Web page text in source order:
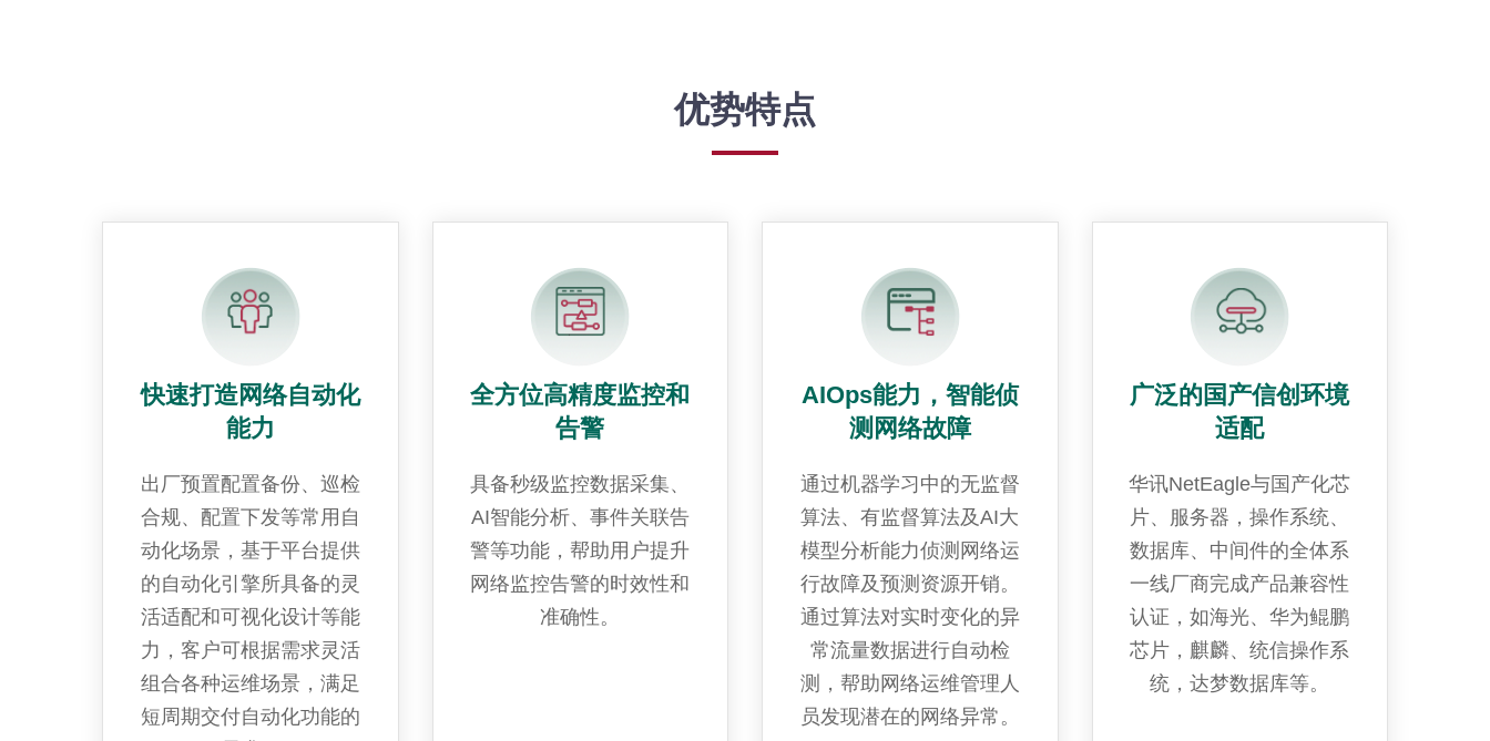
优势特点
快速打造网络自动化
能力
出厂预置配置备份、巡检
合规、配置下发等常用自
动化场景，基于平台提供
的自动化引擎所具备的灵
活适配和可视化设计等能
力，客户可根据需求灵活
组合各种运维场景，满足
短周期交付自动化功能的
全方位高精度监控和
告警
具备秒级监控数据采集、
AI智能分析、事件关联告
警等功能，帮助用户提升
网络监控告警的时效性和
准确性。
AIOps能力，智能侦
测网络故障
通过机器学习中的无监督
算法、有监督算法及AI大
模型分析能力侦测网络运
行故障及预测资源开销。
通过算法对实时变化的异
常流量数据进行自动检
测，帮助网络运维管理人
员发现潜在的网络异常。
广泛的国产信创环境
适配
华讯NetEagle与国产化芯
片、服务器，操作系统、
数据库、中间件的全体系
一线厂商完成产品兼容性
认证，如海光、华为鲲鹏
芯片，麒麟、统信操作系
统，达梦数据库等。